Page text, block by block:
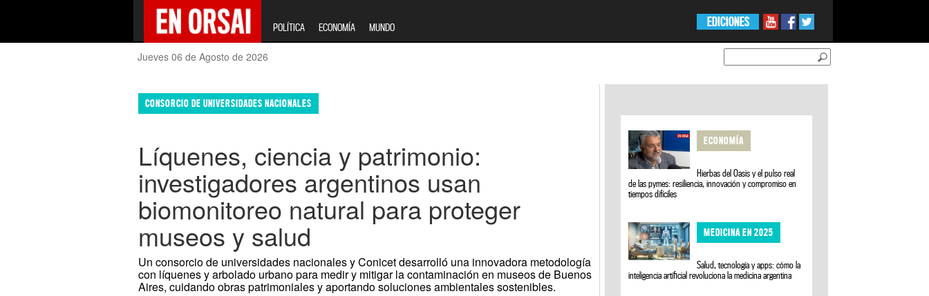
POLÍTICA ECONOMÍA MUNDO EDICIONES
Jueves 06 de Agosto de 2026
CONSORCIO DE UNIVERSIDADES NACIONALES
Líquenes, ciencia y patrimonio:
investigadores argentinos usan
biomonitoreo natural para proteger
museos y salud
Un consorcio de universidades nacionales y Conicet desarrolló una innovadora metodología
con líquenes y arbolado urbano para medir y mitigar la contaminación en museos de Buenos
Aires, cuidando obras patrimoniales y aportando soluciones ambientales sostenibles.
ECONOMÍA
Hierbas del Oasis y el pulso real
de las pymes: resiliencia, innovación y compromiso en
tiempos difíciles
MEDICINA EN 2025
Salud, tecnología y apps: cómo la
inteligencia artificial revoluciona la medicina argentina